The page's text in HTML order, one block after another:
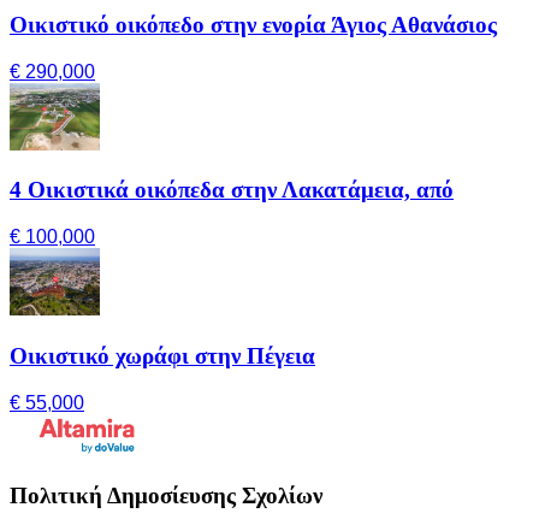
Οικιστικό οικόπεδο στην ενορία Άγιος Αθανάσιος
€ 290,000
4 Οικιστικά οικόπεδα στην Λακατάμεια, από
€ 100,000
Οικιστικό χωράφι στην Πέγεια
€ 55,000
Πολιτική Δημοσίευσης Σχολίων